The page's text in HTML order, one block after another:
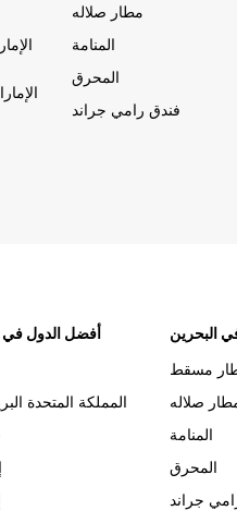
مطار صلاله
المنامة
المحرق
فندق رامي جراند
أفضل الدول في
المملكة المتحدة
البحرين
مسقط
صلاله
المنامة
المحرق
جراند